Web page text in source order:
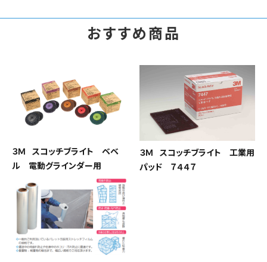
おすすめ商品
３Ｍ スコッチブライト ベベ
ル 電動グラインダー用
３Ｍ スコッチブライト 工業用
パッド ７４４７